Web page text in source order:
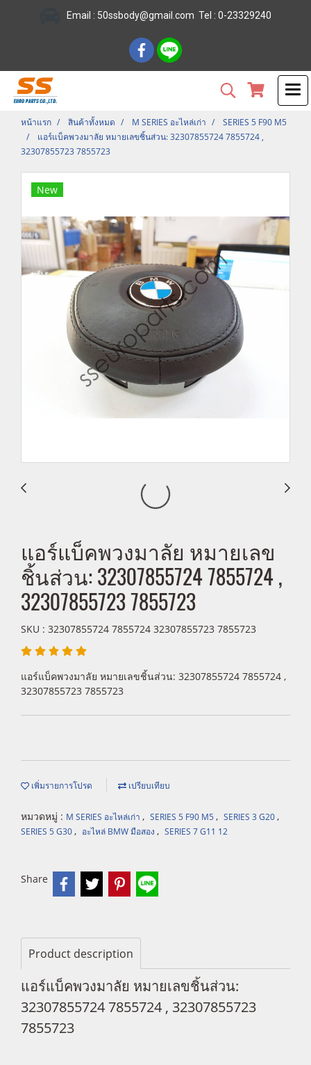
Email : 50ssbody@gmail.com Tel : 0-23329240
หน้าแรก สินค้าทั้งหมด M SERIES อะไหล่เก่า
SERIES 5 F90 M5
แอร์แบ็คพวงมาลัย หมายเลขชิ้นส่วน: 32307855724 7855724 ,
32307855723 7855723
New
แอร์แบ็คพวงมาลัย หมายเลข
ชิ้นส่วน: 32307855724 7855724 ,
32307855723 7855723
SKU : 32307855724 7855724 32307855723 7855723
แอร์แบ็คพวงมาลัย หมายเลขชิ้นส่วน: 32307855724 7855724 ,
32307855723 7855723
เพิ่มรายการโปรด เปรียบเทียบ
หมวดหมู่ : M SERIES อะไหล่เก่า , SERIES 5 F90 M5, SERIES 3 G20,
SERIES 5 G30, อะไหล่ BMW มือสอง , SERIES 7 G11 12
Share
Product description
แอร์แบ็คพวงมาลัย หมายเลขชิ้นส่วน:
32307855724 7855724 , 32307855723
7855723